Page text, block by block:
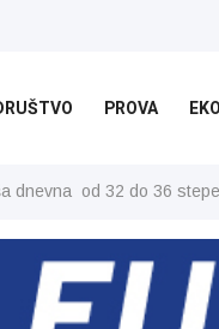
PROVA
dnevna od 32 do 36